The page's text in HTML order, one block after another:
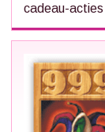
cadeau-acties